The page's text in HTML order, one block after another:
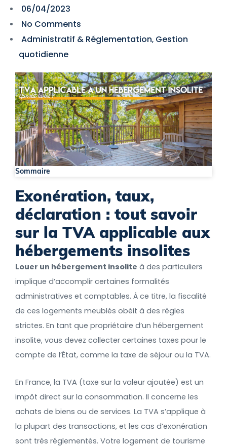
06/04/2023
No Comments
Administratif & Réglementation, Gestion
quotidienne
Sommaire
Exonération, taux,
déclaration : tout savoir
sur la TVA applicable aux
hébergements insolites
Louer un hébergement insolite à des particuliers
implique d’accomplir certaines formalités
administratives et comptables. À ce titre, la fiscalité
de ces logements meublés obéit à des règles
strictes. En tant que propriétaire d’un hébergement
insolite, vous devez collecter certaines taxes pour le
compte de l’État, comme la taxe de séjour ou la TVA.
En France, la TVA (taxe sur la valeur ajoutée) est un
impôt direct sur la consommation. Il concerne les
achats de biens ou de services. La TVA s’applique à
la plupart des transactions, et les cas d’exonération
sont très réglementés. Votre logement de tourisme